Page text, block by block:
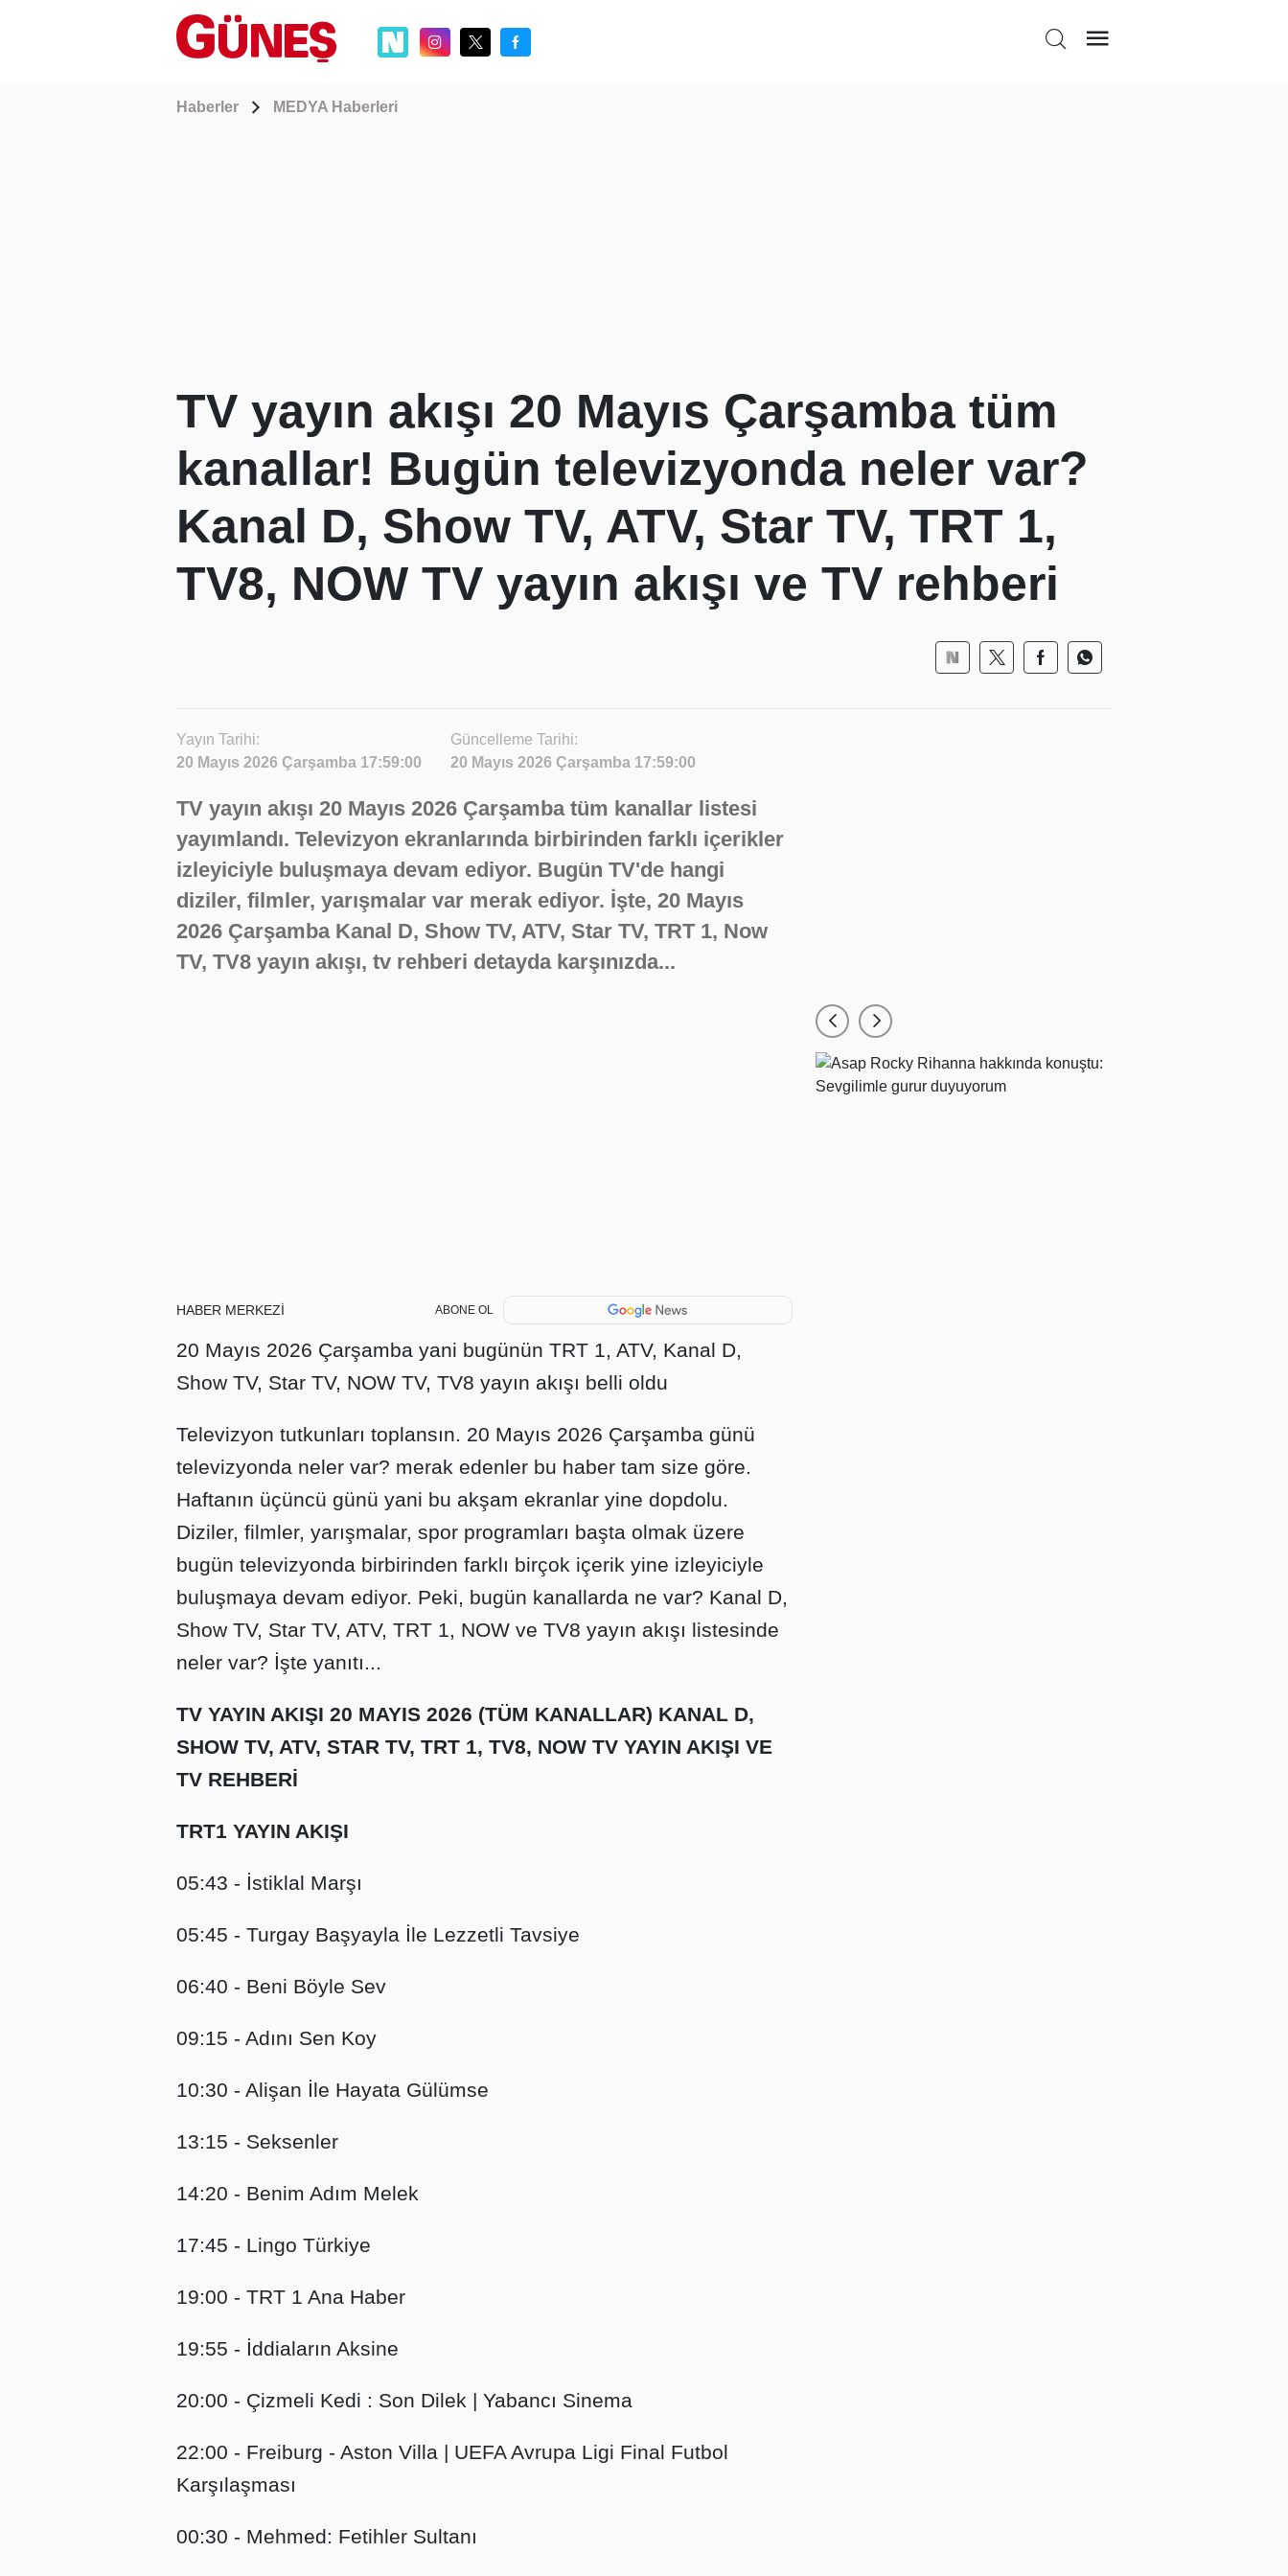
Haberler MEDYA Haberleri
TV yayın akışı 20 Mayıs Çarşamba tüm
kanallar! Bugün televizyonda neler var?
Kanal D, Show TV, ATV, Star TV, TRT 1,
TV8, NOW TV yayın akışı ve TV rehberi
Yayın Tarihi:
20 Mayıs 2026 Çarşamba 17:59:00
Güncelleme Tarihi:
20 Mayıs 2026 Çarşamba 17:59:00
TV yayın akışı 20 Mayıs 2026 Çarşamba tüm kanallar listesi
yayımlandı. Televizyon ekranlarında birbirinden farklı içerikler
izleyiciyle buluşmaya devam ediyor. Bugün TV'de hangi
diziler, filmler, yarışmalar var merak ediyor. İşte, 20 Mayıs
2026 Çarşamba Kanal D, Show TV, ATV, Star TV, TRT 1, Now
TV, TV8 yayın akışı, tv rehberi detayda karşınızda...
HABER MERKEZİ ABONE OL
20 Mayıs 2026 Çarşamba yani bugünün TRT 1, ATV, Kanal D,
Show TV, Star TV, NOW TV, TV8 yayın akışı belli oldu
Televizyon tutkunları toplansın. 20 Mayıs 2026 Çarşamba günü
televizyonda neler var? merak edenler bu haber tam size göre.
Haftanın üçüncü günü yani bu akşam ekranlar yine dopdolu.
Diziler, filmler, yarışmalar, spor programları başta olmak üzere
bugün televizyonda birbirinden farklı birçok içerik yine izleyiciyle
buluşmaya devam ediyor. Peki, bugün kanallarda ne var? Kanal D,
Show TV, Star TV, ATV, TRT 1, NOW ve TV8 yayın akışı listesinde
neler var? İşte yanıtı...
TV YAYIN AKIŞI 20 MAYIS 2026 (TÜM KANALLAR) KANAL D,
SHOW TV, ATV, STAR TV, TRT 1, TV8, NOW TV YAYIN AKIŞI VE
TV REHBERİ
TRT1 YAYIN AKIŞI
05:43 - İstiklal Marşı
05:45 - Turgay Başyayla İle Lezzetli Tavsiye
06:40 - Beni Böyle Sev
09:15 - Adını Sen Koy
10:30 - Alişan İle Hayata Gülümse
13:15 - Seksenler
14:20 - Benim Adım Melek
17:45 - Lingo Türkiye
19:00 - TRT 1 Ana Haber
19:55 - İddiaların Aksine
20:00 - Çizmeli Kedi : Son Dilek | Yabancı Sinema
22:00 - Freiburg - Aston Villa | UEFA Avrupa Ligi Final Futbol
Karşılaşması
00:30 - Mehmed: Fetihler Sultanı